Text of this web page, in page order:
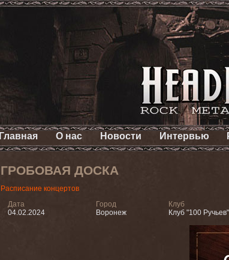
Главная О нас Новости Интервью
ГРОБОВАЯ ДОСКА
Расписание концертов
Дата
04.02.2024
Город
Воронеж
Клуб
Клуб "100 Ручьев"